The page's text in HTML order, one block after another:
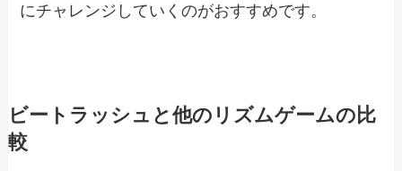
にチャレンジしていくのがおすすめです。
ビートラッシュと他のリズムゲームの比
較